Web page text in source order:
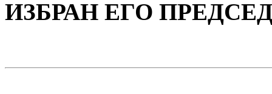
ИЗБРАН ЕГО